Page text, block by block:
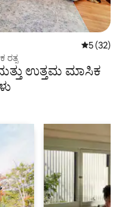
5 ರಲ್ಲಿ 5
5 (32)
ರತ್ನ
ಉತ್ತಮ ಮಾಸಿಕ